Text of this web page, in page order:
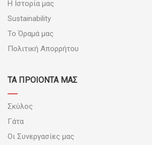
Η Ιστορία μας
Sustainability
Το Όραμά μας
Πολιτική Απορρήτου
ΤΑ ΠΡΟΪΟΝΤΑ ΜΑΣ
Σκύλος
Γάτα
Οι Συνεργασίες μας